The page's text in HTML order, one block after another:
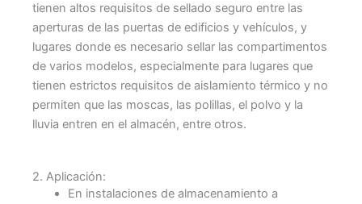
tienen altos requisitos de sellado seguro entre las
aperturas de las puertas de edificios y vehículos, y
lugares donde es necesario sellar las compartimentos
de varios modelos, especialmente para lugares que
tienen estrictos requisitos de aislamiento térmico y no
permiten que las moscas, las polillas, el polvo y la
lluvia entren en el almacén, entre otros.
2. Aplicación:
En instalaciones de almacenamiento a